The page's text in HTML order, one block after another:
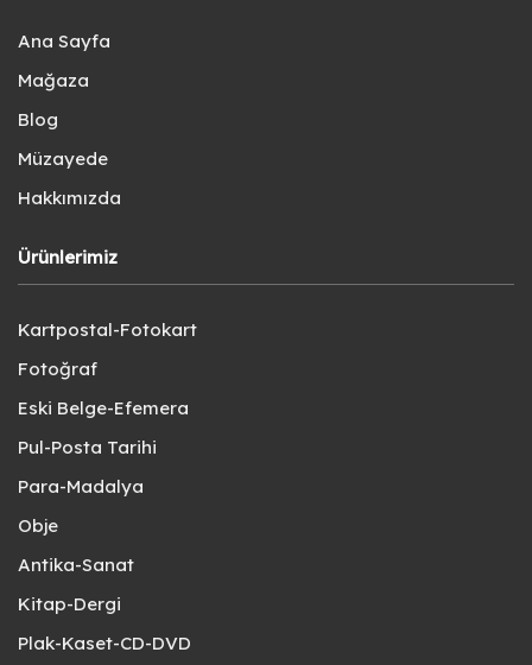
Ana Sayfa
Mağaza
Blog
Müzayede
Hakkımızda
Ürünlerimiz
Kartpostal-Fotokart
Fotoğraf
Eski Belge-Efemera
Pul-Posta Tarihi
Para-Madalya
Obje
Antika-Sanat
Kitap-Dergi
Plak-Kaset-CD-DVD